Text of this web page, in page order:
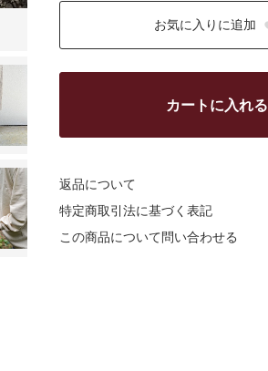
お気に入りに追加
カートに入れる
返品について
特定商取引法に基づく表記
この商品について問い合わせる